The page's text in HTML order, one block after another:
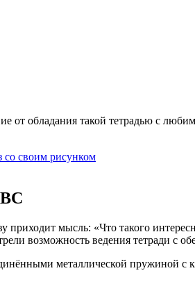
от обладания такой тетрадью c
со своим рисунком
приходит мысль: «Что такого
возможность ведения тетради с
металлической пружиной